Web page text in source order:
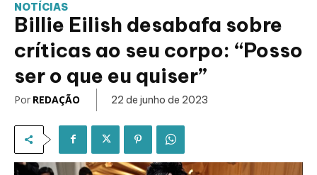
NOTÍCIAS
Billie Eilish desabafa sobre
críticas ao seu corpo: “Posso
ser o que eu quiser”
Por REDAÇÃO 22 de junho de 2023